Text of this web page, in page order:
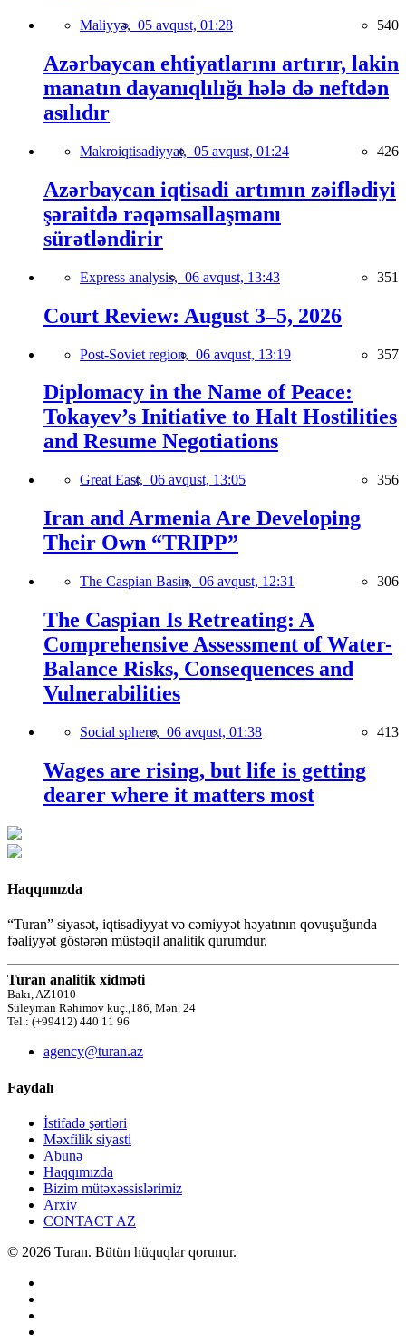
Maliyyə, 05 avqust, 01:28 540
Azərbaycan ehtiyatlarını artırır, lakin
manatın dayanıqlılığı hələ də neftdən
asılıdır
Makroiqtisadiyyat, 05 avqust, 01:24 426
Azərbaycan iqtisadi artımın zəiflədiyi
şəraitdə rəqəmsallaşmanı
sürətləndirir
Express analysis, 06 avqust, 13:43 351
Court Review: August 3–5, 2026
Post-Soviet region, 06 avqust, 13:19 357
Diplomacy in the Name of Peace:
Tokayev’s Initiative to Halt Hostilities
and Resume Negotiations
Great East, 06 avqust, 13:05 356
Iran and Armenia Are Developing
Their Own “TRIPP”
The Caspian Basin, 06 avqust, 12:31 306
The Caspian Is Retreating: A
Comprehensive Assessment of Water-
Balance Risks, Consequences and
Vulnerabilities
Social sphere, 06 avqust, 01:38 413
Wages are rising, but life is getting
dearer where it matters most
Haqqımızda
“Turan” siyasət, iqtisadiyyat və cəmiyyət həyatının qovuşuğunda
fəaliyyət göstərən müstəqil analitik qurumdur.
Turan analitik xidməti
Bakı, AZ1010
Süleyman Rəhimov küç.,186, Mən. 24
Tel.: (+99412) 440 11 96
agency@turan.az
Faydalı
İstifadə şərtləri
Məxfilik siyasti
Abunə
Haqqımızda
Bizim mütəxəssislərimiz
Arxiv
CONTACT AZ
© 2026 Turan. Bütün hüquqlar qorunur.